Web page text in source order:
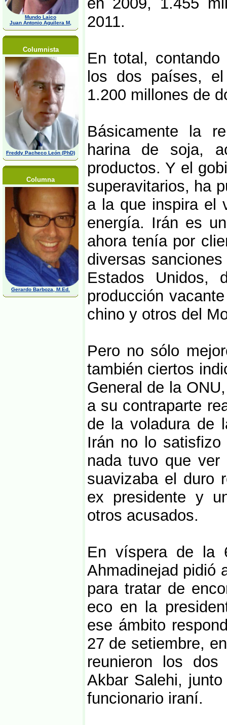
Mundo Laico
Juan Antonio Aguilera M,
Columnista
Freddy Pacheco León (PhD)
Columna
Gerardo Barboza, M.Ed.
2011.
En total, contando
los dos países,
1.200 millones de
Básicamente la
harina de soja,
productos. Y el
superavitarios, ha
a la que inspira el
energía. Irán es
ahora tenía por
diversas
Estados Unidos,
producción
chino y otros del
Pero no sólo
también ciertos
General de la
a su contraparte
de la voladura de
Irán no lo
nada tuvo que
suavizaba el duro
ex presidente y
otros acusados.
En víspera de la
Ahmadinejad pidió
para tratar de
eco en la
ese ámbito
27 de setiembre,
reunieron los
Akbar Salehi,
funcionario iraní.